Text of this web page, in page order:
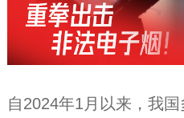
自2024年1月以来，我